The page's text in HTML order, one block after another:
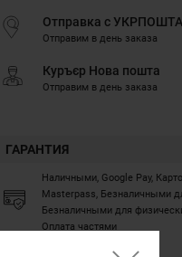
Отправка с УКРПОШТА
Отправим в день заказа
Куръєр Нова пошта
Отправим в день заказа
ГАРАНТИЯ
Наличными, Google Pay,
Masterpass, Безналичными
Безналичными для
Оплата частями